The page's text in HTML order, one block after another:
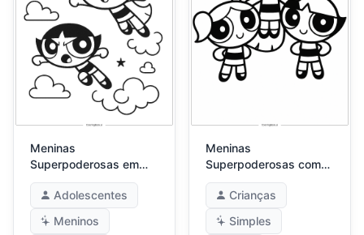
Meninas
Superpoderosas em
Pose Dinâmica de Ação
Adolescentes
Meninos
Meninas
Superpoderosas com
Paisagem Urbana
SimplesCrianças
Simples